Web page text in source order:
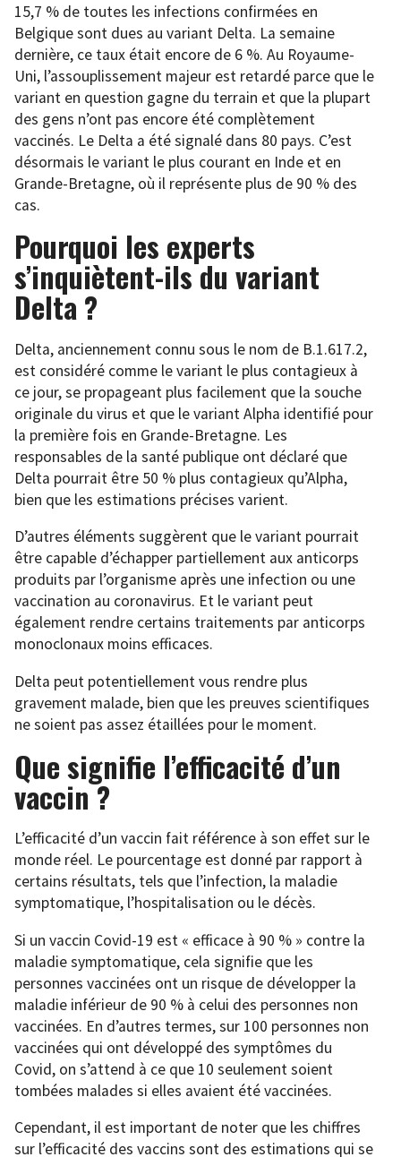
15,7 % de toutes les infections confirmées en
Belgique sont dues au variant Delta. La semaine
dernière, ce taux était encore de 6 %. Au Royaume-
Uni, l’assouplissement majeur est retardé parce que le
variant en question gagne du terrain et que la plupart
des gens n’ont pas encore été complètement
vaccinés. Le Delta a été signalé dans 80 pays. C’est
désormais le variant le plus courant en Inde et en
Grande-Bretagne, où il représente plus de 90 % des
cas.
Pourquoi les experts
s’inquiètent-ils du variant
Delta ?
Delta, anciennement connu sous le nom de B.1.617.2,
est considéré comme le variant le plus contagieux à
ce jour, se propageant plus facilement que la souche
originale du virus et que le variant Alpha identifié pour
la première fois en Grande-Bretagne. Les
responsables de la santé publique ont déclaré que
Delta pourrait être 50 % plus contagieux qu’Alpha,
bien que les estimations précises varient.
D’autres éléments suggèrent que le variant pourrait
être capable d’échapper partiellement aux anticorps
produits par l’organisme après une infection ou une
vaccination au coronavirus. Et le variant peut
également rendre certains traitements par anticorps
monoclonaux moins efficaces.
Delta peut potentiellement vous rendre plus
gravement malade, bien que les preuves scientifiques
ne soient pas assez étaillées pour le moment.
Que signifie l’efficacité d’un
vaccin ?
L’efficacité d’un vaccin fait référence à son effet sur le
monde réel. Le pourcentage est donné par rapport à
certains résultats, tels que l’infection, la maladie
symptomatique, l’hospitalisation ou le décès.
Si un vaccin Covid-19 est « efficace à 90 % » contre la
maladie symptomatique, cela signifie que les
personnes vaccinées ont un risque de développer la
maladie inférieur de 90 % à celui des personnes non
vaccinées. En d’autres termes, sur 100 personnes non
vaccinées qui ont développé des symptômes du
Covid, on s’attend à ce que 10 seulement soient
tombées malades si elles avaient été vaccinées.
Cependant, il est important de noter que les chiffres
sur l’efficacité des vaccins sont des estimations qui se